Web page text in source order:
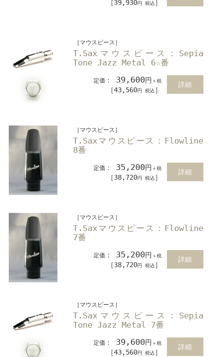
［39,930円 税込 ］
［マウスピース］
T.Saxマウスピース：Sepia
Tone Jazz Metal 6☆番
定価 ： 39,600円 ＋税
［43,560円 税込 ］
詳細
［マウスピース］
T.Saxマウスピース：Flowline
8番
定価 ： 35,200円 ＋税
［38,720円 税込 ］
詳細
［マウスピース］
T.Saxマウスピース：Flowline
7番
定価 ： 35,200円 ＋税
［38,720円 税込 ］
詳細
［マウスピース］
T.Saxマウスピース：Sepia
Tone Jazz Metal 7番
定価 ： 39,600円 ＋税
［43,560円 税込 ］
詳細